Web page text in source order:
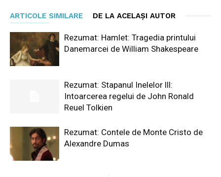
ARTICOLE SIMILARE DE LA ACELAȘI AUTOR
Rezumat: Hamlet: Tragedia printului
Danemarcei de William Shakespeare
Rezumat: Stapanul Inelelor lll:
Intoarcerea regelui de John Ronald
Reuel Tolkien
Rezumat: Contele de Monte Cristo de
Alexandre Dumas